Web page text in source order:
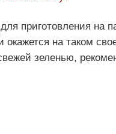
приготовления на
окажется на таком
зеленью,